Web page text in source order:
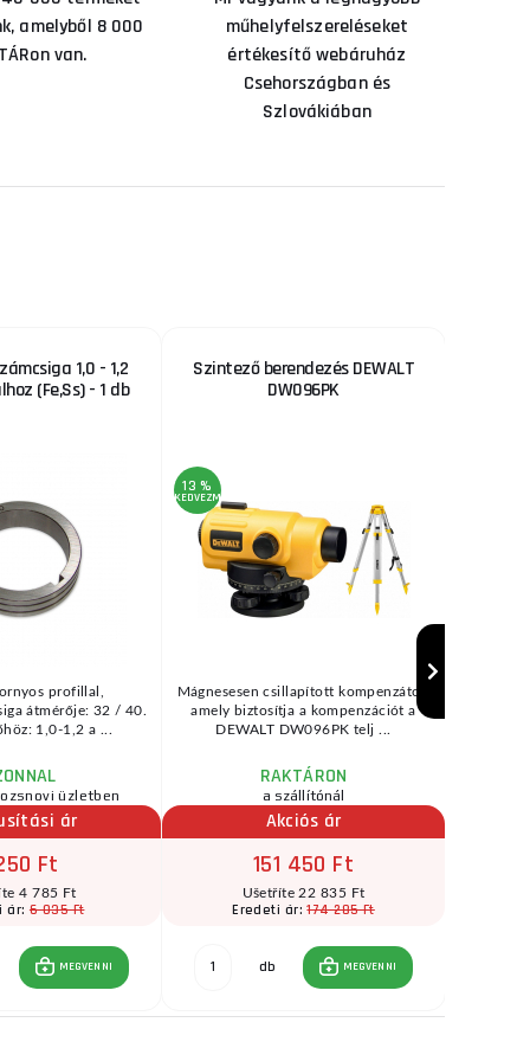
amelyből 8 000
van.
műhelyfelszereléseket
értékesítő webáruház
Csehországban és
Szlovákiában
1,0 - 1,2
(Fe,Ss) - 1 db
profillal,
átmérője: 32 / 40.
1,0-1,2 a ...
üzletben
ár
Ft
4 785 Ft
ár:6 035 Ft
MEGVENNI
Szintező berendezés DEWALT
DW096PK
13 %
KEDVEZMÉNY
Mágnesesen csillapított kompenzátor,
amely biztosítja a kompenzációt a
DEWALT DW096PK telj ...
RAKTÁRON
a szállítónál
Akciós ár
151 450 Ft
Ušetříte 22 835 Ft
Eredeti ár:174 285 Ft
db MEGVENNI